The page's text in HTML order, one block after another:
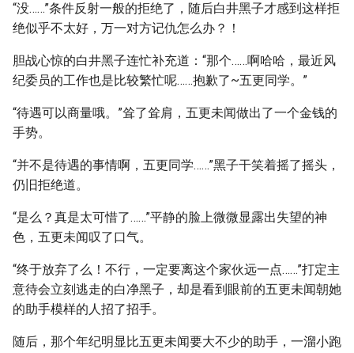
“没……”条件反射一般的拒绝了，随后白井黑子才感到这样拒
绝似乎不太好，万一对方记仇怎么办？！
胆战心惊的白井黑子连忙补充道：“那个……啊哈哈，最近风
纪委员的工作也是比较繁忙呢……抱歉了~五更同学。”
“待遇可以商量哦。”耸了耸肩，五更未闻做出了一个金钱的
手势。
“并不是待遇的事情啊，五更同学……”黑子干笑着摇了摇头，
仍旧拒绝道。
“是么？真是太可惜了……”平静的脸上微微显露出失望的神
色，五更未闻叹了口气。
“终于放弃了么！不行，一定要离这个家伙远一点……”打定主
意待会立刻逃走的白净黑子，却是看到眼前的五更未闻朝她
的助手模样的人招了招手。
随后，那个年纪明显比五更未闻要大不少的助手，一溜小跑